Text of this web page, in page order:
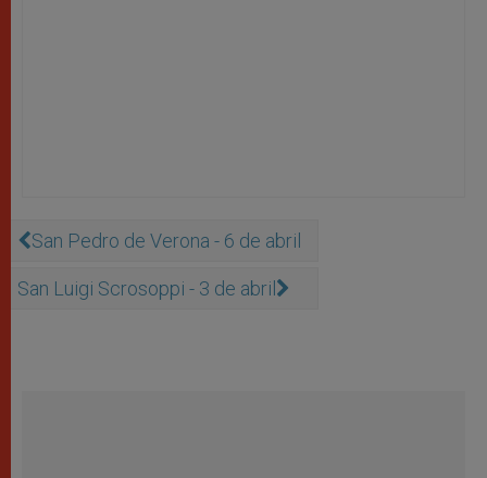
San Pedro de Verona - 6 de abril
San Luigi Scrosoppi - 3 de abril